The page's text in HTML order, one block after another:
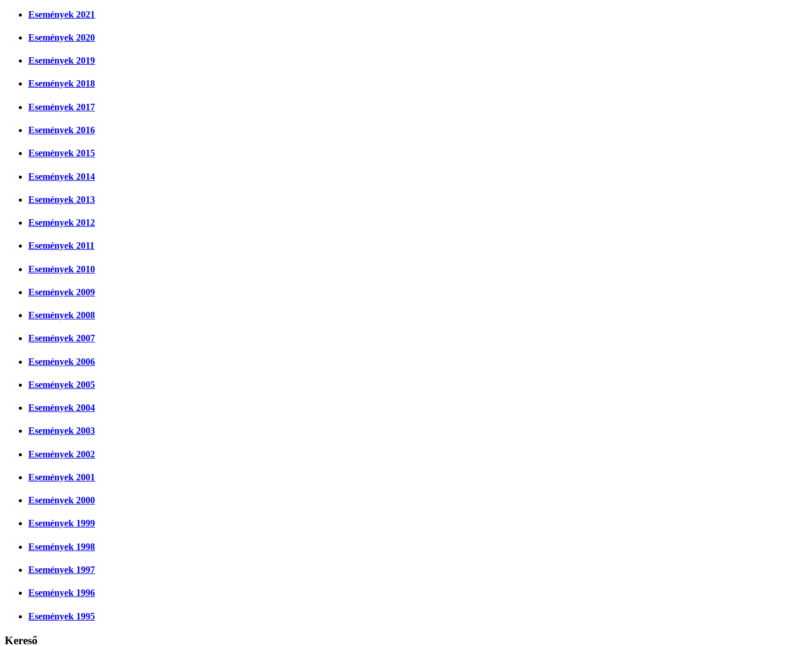
Események 2021
Események 2020
Események 2019
Események 2018
Események 2017
Események 2016
Események 2015
Események 2014
Események 2013
Események 2012
Események 2011
Események 2010
Események 2009
Események 2008
Események 2007
Események 2006
Események 2005
Események 2004
Események 2003
Események 2002
Események 2001
Események 2000
Események 1999
Események 1998
Események 1997
Események 1996
Események 1995
Kereső